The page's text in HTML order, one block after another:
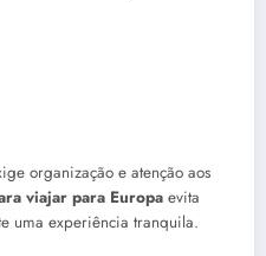
organização e atenção aos
viajar para Europa evita
uma experiência tranquila.